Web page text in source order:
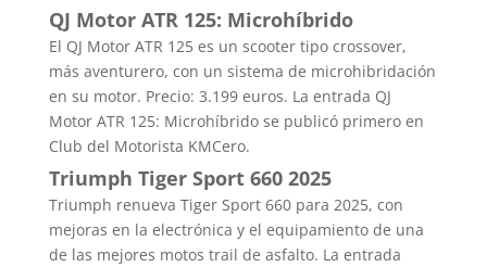
QJ Motor ATR 125: Microhíbrido
El QJ Motor ATR 125 es un scooter tipo crossover,
más aventurero, con un sistema de microhibridación
en su motor. Precio: 3.199 euros. La entrada QJ
Motor ATR 125: Microhíbrido se publicó primero en
Club del Motorista KMCero.
Triumph Tiger Sport 660 2025
Triumph renueva Tiger Sport 660 para 2025, con
mejoras en la electrónica y el equipamiento de una
de las mejores motos trail de asfalto. La entrada